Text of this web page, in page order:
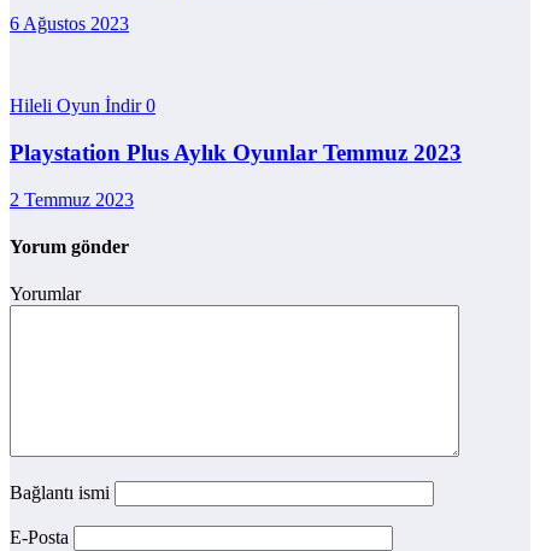
6 Ağustos 2023
Hileli Oyun İndir0
Playstation Plus Aylık Oyunlar Temmuz 2023
2 Temmuz 2023
Yorum gönder
Yorumlar
Bağlantı ismi
E-Posta